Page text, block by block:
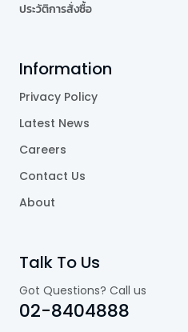
ประวัติการสั่งซื้อ
Information
Privacy Policy
Latest News
Careers
Contact Us
About
Talk To Us
Got Questions? Call us
02-8404888